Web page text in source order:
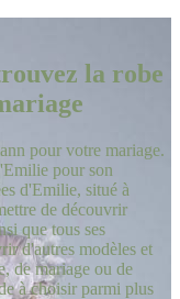
la robe
pour votre mariage.
pour son
d'Emilie, situé à
de découvrir
que tous ses
d'autres modèles et
de mariage ou de
à choisir parmi plus